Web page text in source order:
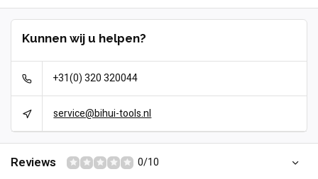
Kunnen wij u helpen?
+31(0) 320 320044
service@bihui-tools.nl
Reviews 0/10